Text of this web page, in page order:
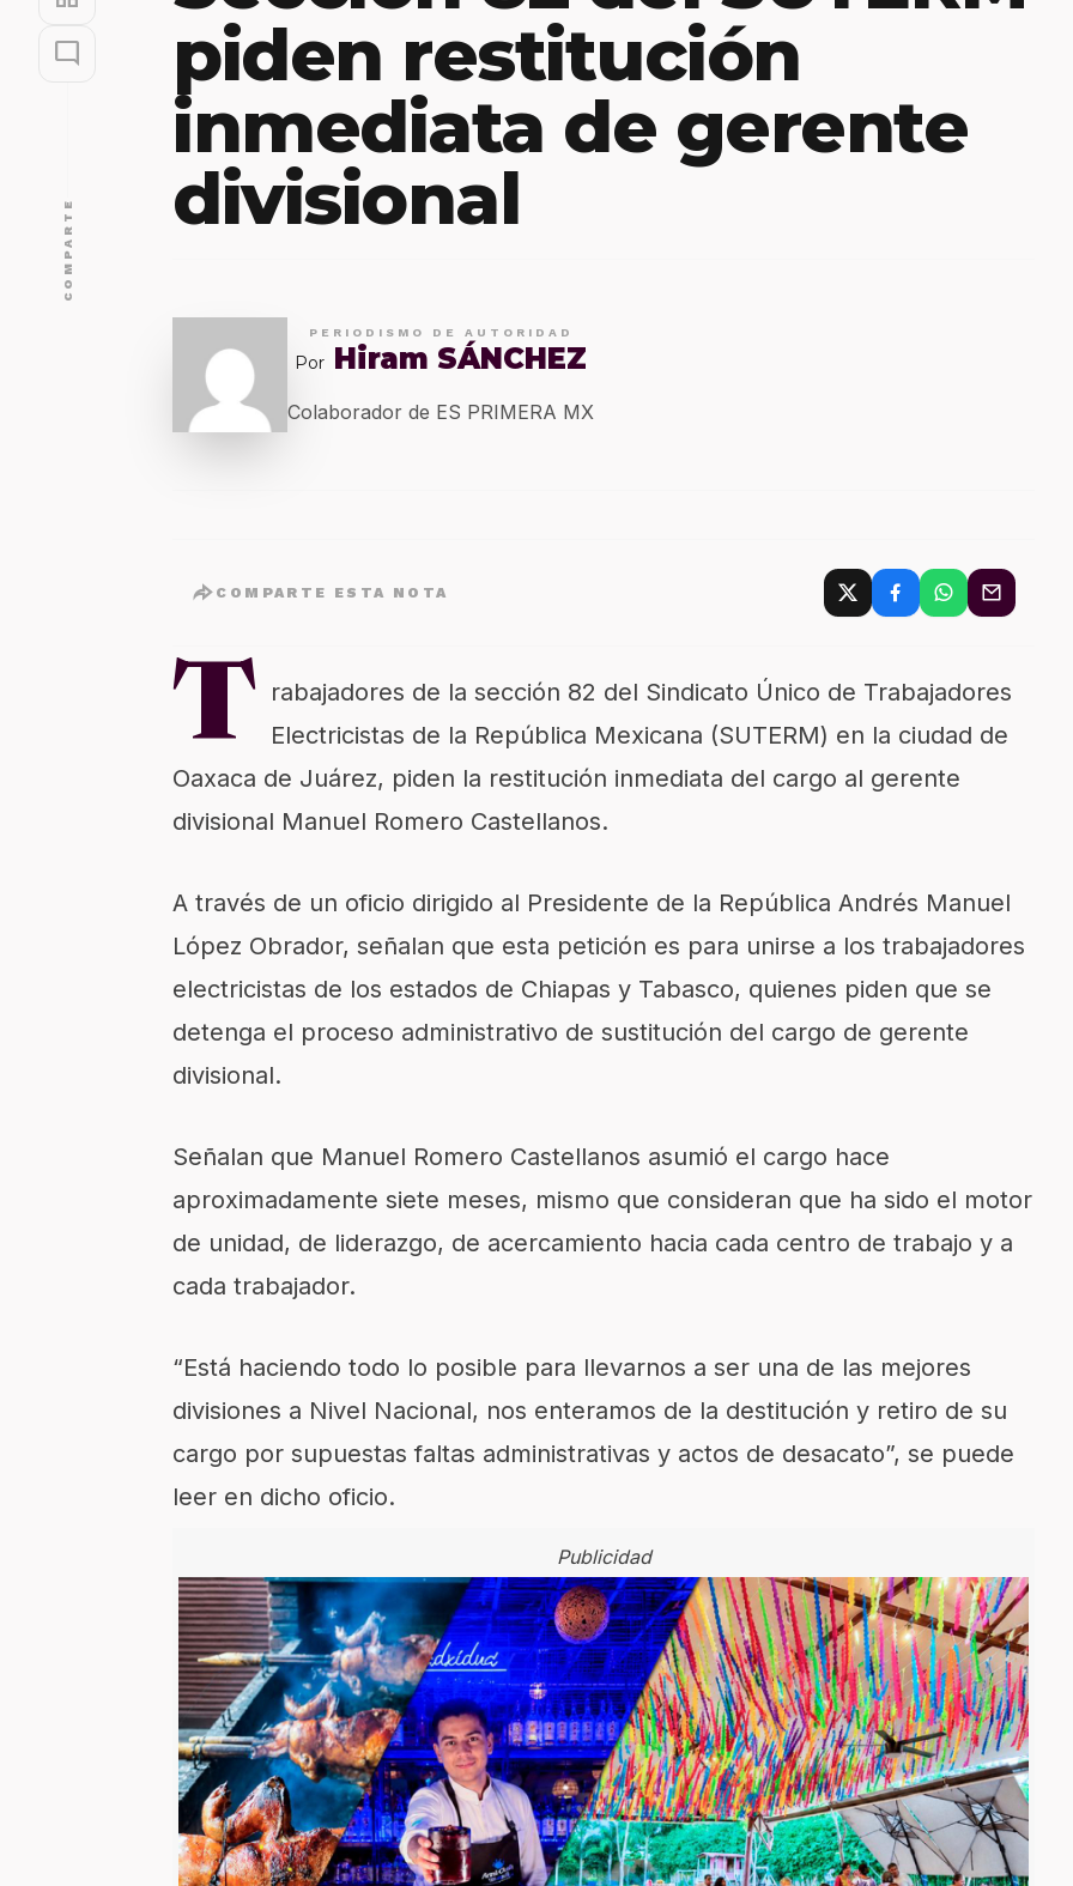
mode_comment
COMPARTE
piden restitución
inmediata de gerente
divisional
PERIODISMO DE AUTORIDAD
Por Hiram SÁNCHEZ
Colaborador de ES PRIMERA MX
COMPARTE ESTA NOTA
T rabajadores de la sección 82 del Sindicato Único de Trabajadores
Electricistas de la República Mexicana (SUTERM) en la ciudad de
Oaxaca de Juárez, piden la restitución inmediata del cargo al gerente
divisional Manuel Romero Castellanos.
A través de un oficio dirigido al Presidente de la República Andrés Manuel
López Obrador, señalan que esta petición es para unirse a los trabajadores
electricistas de los estados de Chiapas y Tabasco, quienes piden que se
detenga el proceso administrativo de sustitución del cargo de gerente
divisional.
Señalan que Manuel Romero Castellanos asumió el cargo hace
aproximadamente siete meses, mismo que consideran que ha sido el motor
de unidad, de liderazgo, de acercamiento hacia cada centro de trabajo y a
cada trabajador.
“Está haciendo todo lo posible para llevarnos a ser una de las mejores
divisiones a Nivel Nacional, nos enteramos de la destitución y retiro de su
cargo por supuestas faltas administrativas y actos de desacato”, se puede
leer en dicho oficio.
Publicidad